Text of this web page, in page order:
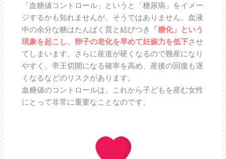
「血糖値コントロール」というと「糖尿病」をイメー
ジするかも知れませんが、そうではありません。血液
中の余分な糖はたんぱく質と結びつき
「糖化」という
現象を起こし、卵子の老化を早めて妊娠力を低下させ
てしまいます。さらに産道が硬くなるので難産になり
やすく、帝王切開になる確率を高め、産後の回復も遅
くなるなどのリスクがあります。
血糖値のコントロールは、これから子どもを産む女性
にとって非常に重要なことなのです。